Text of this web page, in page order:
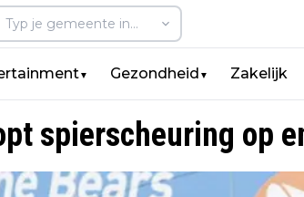
▼ Gezondheid ▼ Zakelijk
spierscheuring op